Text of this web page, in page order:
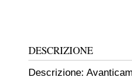
DESCRIZIONE
Descrizione: